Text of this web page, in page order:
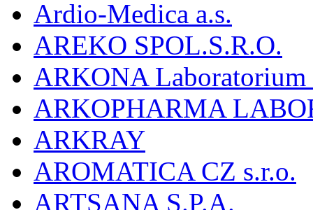
Ardio-Medica a.s.
AREKO SPOL.S.R.O.
ARKONA
ARKOPHARMA
ARKRAY
AROMATICA CZ s.r.o.
ARTSANA S.P.A.